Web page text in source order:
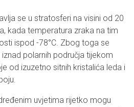
se u stratosferi na visini od 20
kada temperatura zraka na tim
ispod -78°C. Zbog toga se
polarnih područja tijekom
od izuzetno sitnih kristalića leda i
uvjetima rijetko mogu